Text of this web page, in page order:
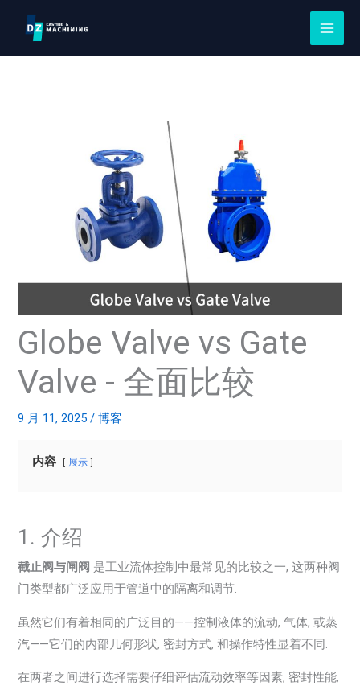
内
Globe Valve vs Gate
Valve - 全面比较
9 月 11, 2025/博客
内容 展示
1. 介绍
截止阀与闸阀 是工业流体控制中最常见的比较之一, 这两种阀
门类型都广泛应用于管道中的隔离和调节.
虽然它们有着相同的广泛目的——控制液体的流动, 气体, 或蒸
汽——它们的内部几何形状, 密封方式, 和操作特性显着不同.
在两者之间进行选择需要仔细评估流动效率等因素, 密封性能,